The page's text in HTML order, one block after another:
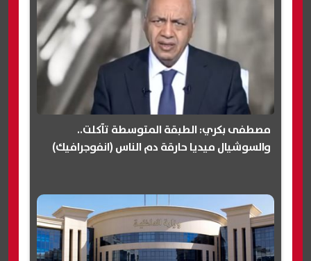
مصطفى بكري: الطبقة المتوسطة تآكلت..
والسوشيال ميديا حارقة دم الناس (انفوجرافيك)